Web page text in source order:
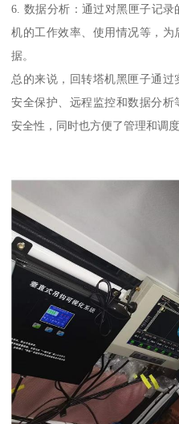
6. 数据分析：通过对黑匣子记
机的工作效率、使用情况等，
据。
总的来说，回转塔机黑匣子通过
安全保护、远程监控和数据分
安全性，同时也方便了管理和调度